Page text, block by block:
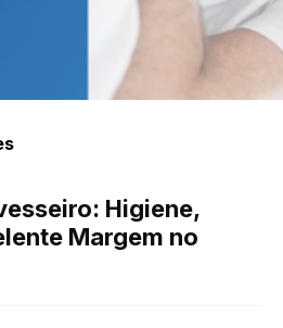
Higiene,
Margem no